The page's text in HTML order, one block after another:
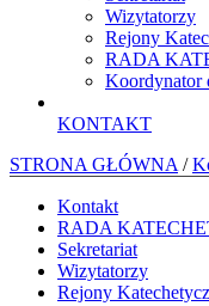
Wizytatorzy
Rejony
RADA
Koordynator
KONTAKT
STRONA GŁÓWNA /
Kontakt
RADA
Sekretariat
Wizytatorzy
Rejony